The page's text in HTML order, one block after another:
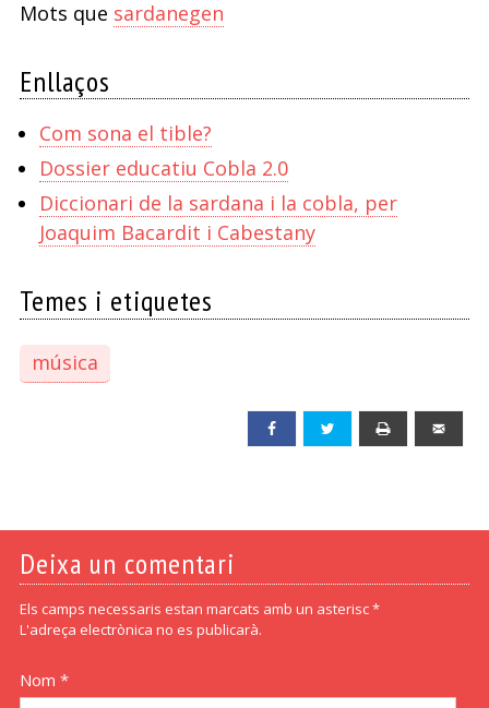
Mots que sardanegen
Enllaços
Com sona el tible?
Dossier educatiu Cobla 2.0
Diccionari de la sardana i la cobla, per
Joaquim Bacardit i Cabestany
Temes i etiquetes
música
Facebook Twitter
Deixa un comentari
Els camps necessaris estan marcats amb un asterisc *
L'adreça electrònica no es publicarà.
Nom *